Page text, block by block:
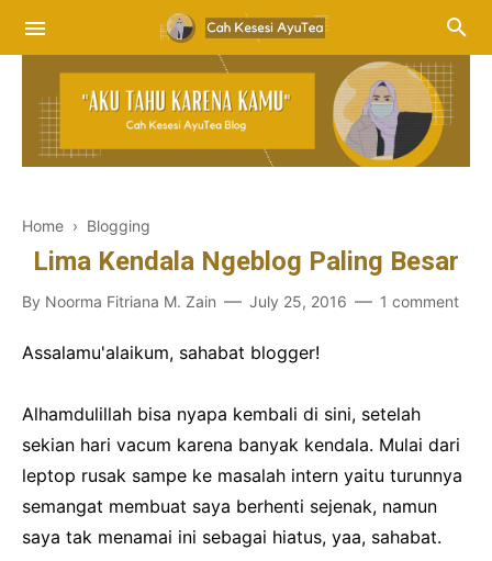
Home › Blogging
Lima Kendala Ngeblog Paling Besar
By Noorma Fitriana M. Zain July 25, 2016 1 comment
Assalamu'alaikum, sahabat blogger!
Alhamdulillah bisa nyapa kembali di sini, setelah
sekian hari vacum karena banyak kendala. Mulai dari
leptop rusak sampe ke masalah intern yaitu turunnya
semangat membuat saya berhenti sejenak, namun
saya tak menamai ini sebagai hiatus, yaa, sahabat.